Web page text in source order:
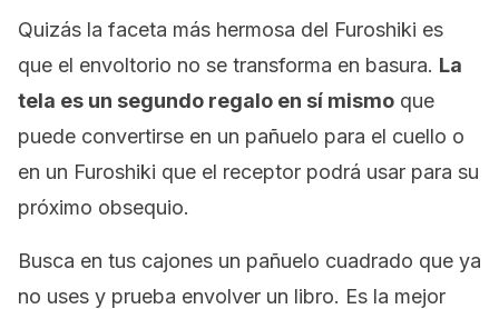
Quizás la faceta más hermosa del Furoshiki es
que el envoltorio no se transforma en basura. La
tela es un segundo regalo en sí mismo que
puede convertirse en un pañuelo para el cuello o
en un Furoshiki que el receptor podrá usar para su
próximo obsequio.
Busca en tus cajones un pañuelo cuadrado que ya
no uses y prueba envolver un libro. Es la mejor